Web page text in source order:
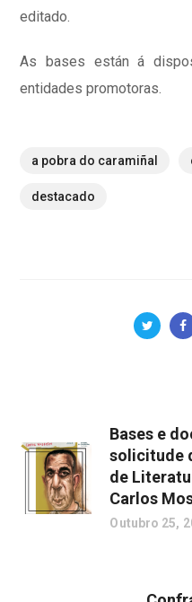
editado.
As bases están á
entidades promotoras.
a pobra do caramiñal
destacado
Bases e
solicitude
de
Carlos
Outubro 25,